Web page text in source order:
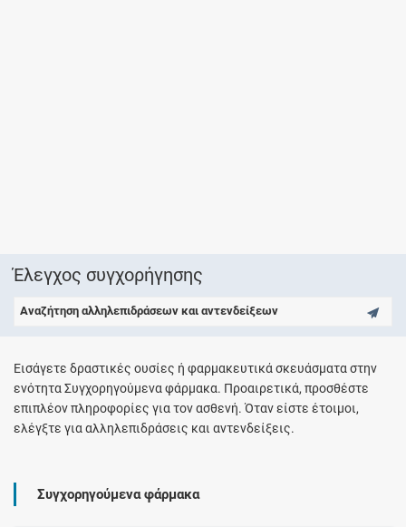
Έλεγχος συγχορήγησης
Αναζήτηση αλληλεπιδράσεων και αντενδείξεων
Εισάγετε δραστικές ουσίες ή φαρμακευτικά σκευάσματα στην
ενότητα Συγχορηγούμενα φάρμακα. Προαιρετικά, προσθέστε
επιπλέον πληροφορίες για τον ασθενή. Όταν είστε έτοιμοι,
ελέγξτε για αλληλεπιδράσεις και αντενδείξεις.
Συγχορηγούμενα φάρμακα